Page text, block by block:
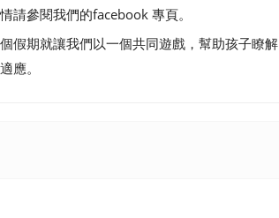
請參閱我們的facebook 專頁。
期就讓我們以一個共同遊戲，幫助孩子瞭解
應。